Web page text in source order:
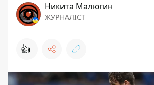
Никита Малюгин
ЖУРНАЛІСТ
👍